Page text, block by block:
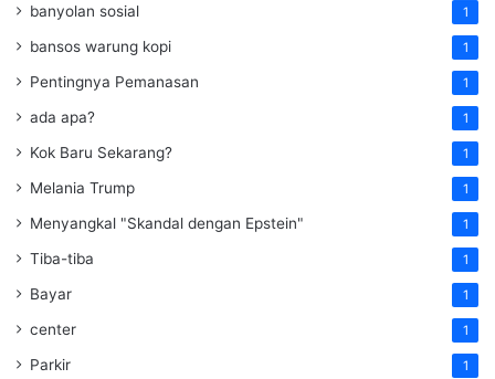
banyolan sosial 1
bansos warung kopi 1
Pentingnya Pemanasan 1
ada apa? 1
Kok Baru Sekarang? 1
Melania Trump 1
Menyangkal "Skandal dengan Epstein" 1
Tiba-tiba 1
Bayar 1
center 1
Parkir 1